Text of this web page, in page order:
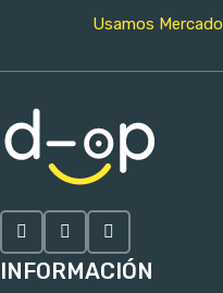
Usamos
INFORMACIÓN